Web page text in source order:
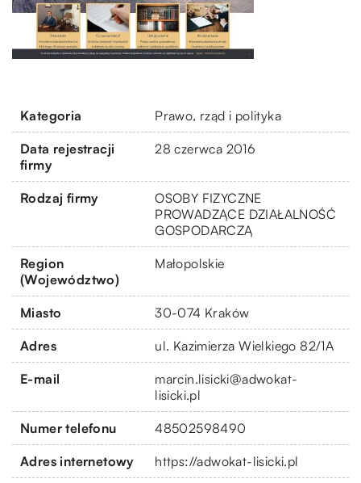
Kategoria Prawo, rząd i polityka
Data rejestracji
firmy
28 czerwca 2016
Rodzaj firmy
OSOBY FIZYCZNE
PROWADZĄCE DZIAŁALNOŚĆ
GOSPODARCZĄ
Region
(Województwo)
Małopolskie
Miasto 30-074 Kraków
Adres ul. Kazimierza Wielkiego 82/1A
E-mail
marcin.lisicki@adwokat-
lisicki.pl
Numer telefonu 48502598490
Adres internetowy https://adwokat-lisicki.pl